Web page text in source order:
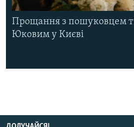
Прощання з пошуковцем
Юковим у Києві